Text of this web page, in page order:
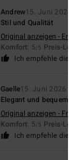
Andrew15. Juni 2026
Stil und Qualität
Original anzeigen - English
Komfort: 5/5 Preis-
Ich empfehle dieses
Gaelle15. Juni 2026
Elegant und bequem
Original anzeigen -
Komfort: 5/5 Preis-
Ich empfehle dieses